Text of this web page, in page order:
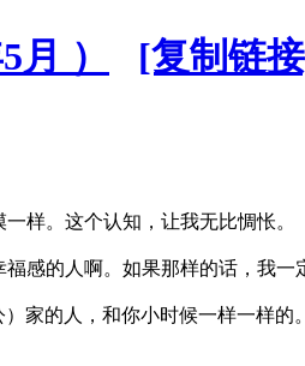
） [复制链
样。这个认知，让我无比惆怅。
感的人啊。如果那样的话，我一
家的人，和你小时候一样一样的